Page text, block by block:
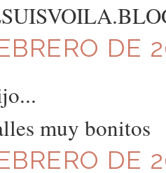
DE
muy bonitos
DE